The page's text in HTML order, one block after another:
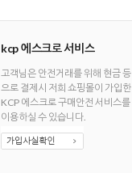
kcp 에스크로 서비스
고객님은 안전거래를 위해 현금 등
으로 결제시 저희 쇼핑몰이 가입한
KCP 에스크로 구매안전 서비스를
이용하실 수 있습니다.